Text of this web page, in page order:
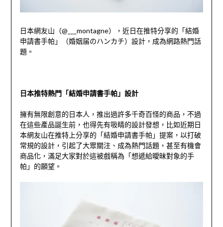
日本網友山（@___montagne），近日在推特分享的「結婚
申請書手帕」（婚姻届のハンカチ）設計，成為網路熱門話
題。
日本推特熱門「結婚申請書手帕」設計
擁有無限創意的日本人，推出過許多千奇百怪的商品，不過
在這些產品誕生前，也得先有吸睛的設計發想，比如近期日
本網友山在推特上分享的「結婚申請書手帕」提案，以打破
常規的設計，引起了大眾關注、成為熱門話題，甚至有機會
商品化，滿足大家對於這被戲稱為「想遞給曖昧對象的手
帕」的願望。